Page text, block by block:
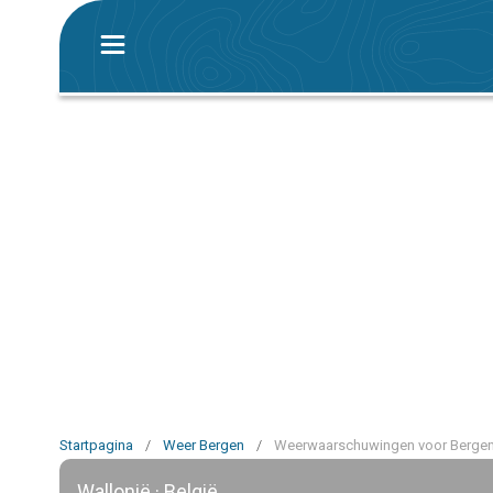
Startpagina / Weer Bergen / Weerwaarschuwingen voor